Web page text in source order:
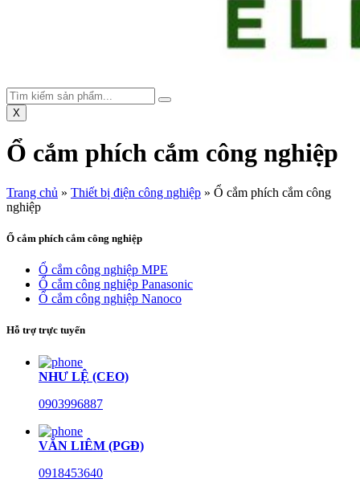
X
Ổ cắm phích cắm công nghiệp
Trang chủ » Thiết bị điện công nghiệp » Ổ cắm phích cắm công
nghiệp
Ổ cắm phích cắm công nghiệp
Ổ cắm công nghiệp MPE
Ổ cắm công nghiệp Panasonic
Ổ cắm công nghiệp Nanoco
Hỗ trợ trực tuyến
NHƯ LỆ (CEO)
0903996887
VĂN LIÊM (PGĐ)
0918453640